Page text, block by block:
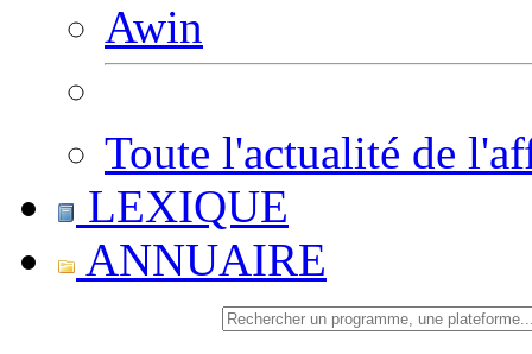
Awin
Toute l'actualité de
LEXIQUE
ANNUAIRE